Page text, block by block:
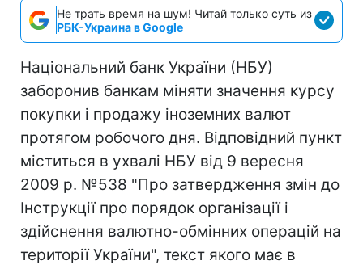
Не трать время на шум! Читай только суть из
РБК-Украина в Google
Національний банк України (НБУ)
заборонив банкам міняти значення курсу
покупки і продажу іноземних валют
протягом робочого дня. Відповідний пункт
міститься в ухвалі НБУ від 9 вересня
2009 р. №538 "Про затвердження змін до
Інструкції про порядок організації і
здійснення валютно-обмінних операцій на
території України", текст якого має в